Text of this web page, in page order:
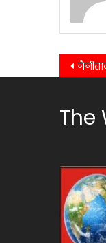
Post
नैनीताल पुलिस
The